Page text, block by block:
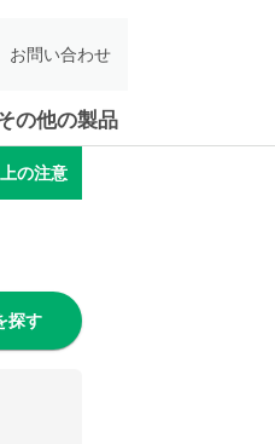
の他の製品
お問い合わせ
の注意
探す